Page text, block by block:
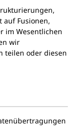
auf Fusionen,
im Wesentlichen
wir
teilen oder diesen